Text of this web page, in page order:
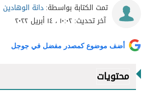
تمت الكتابة بواسطة:دانة الوهادين
آخر تحديث:١٠:٠٢ ، ١٤ أبريل ٢٠٢٢
أضف موضوع كمصدر مفضل في جوجل
محتويات